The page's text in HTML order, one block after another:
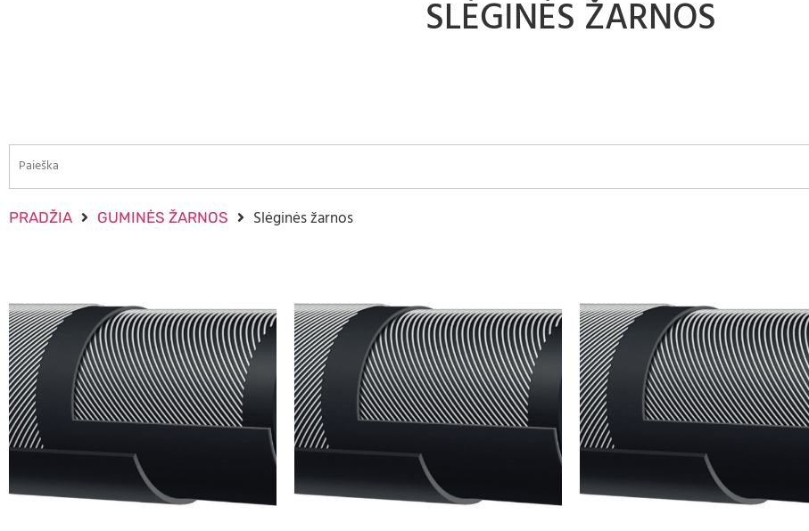
SLĖGINĖS ŽARNOS
PRADŽIA GUMINĖS ŽARNOS Slėginės žarnos